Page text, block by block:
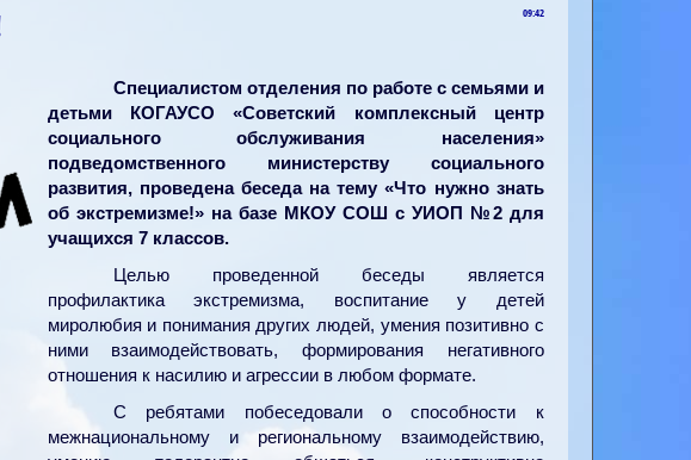
09:42
Специалистом отделения по работе с семьями и
детьми КОГАУСО «Советский комплексный центр
социального обслуживания населения»
подведомственного министерству социального
развития, проведена беседа на тему «Что нужно знать
об экстремизме!» на базе МКОУ СОШ с УИОП №2 для
учащихся 7 классов.
Целью проведенной беседы является
профилактика экстремизма, воспитание у детей
миролюбия и понимания других людей, умения позитивно с
ними взаимодействовать, формирования негативного
отношения к насилию и агрессии в любом формате.
С ребятами побеседовали о способности к
межнациональному и региональному взаимодействию,